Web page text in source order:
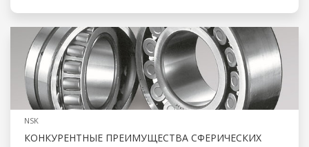
NSK
КОНКУРЕНТНЫЕ ПРЕИМУЩЕСТВА СФЕРИЧЕСКИХ